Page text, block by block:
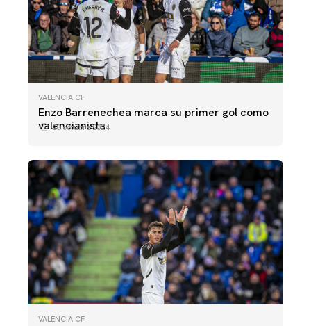
VALENCIA CF
Enzo Barrenechea marca su primer gol como
valencianista
28 octubre 2024
VALENCIA CF